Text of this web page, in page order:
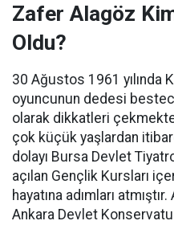
Zafer Alagöz
Oldu?
30 Ağustos 1961 yılında
oyuncunun dedesi
olarak dikkatleri
çok küçük yaşlardan
dolayı Bursa Devlet
açılan Gençlik Kursları
hayatına adımları
Ankara Devlet